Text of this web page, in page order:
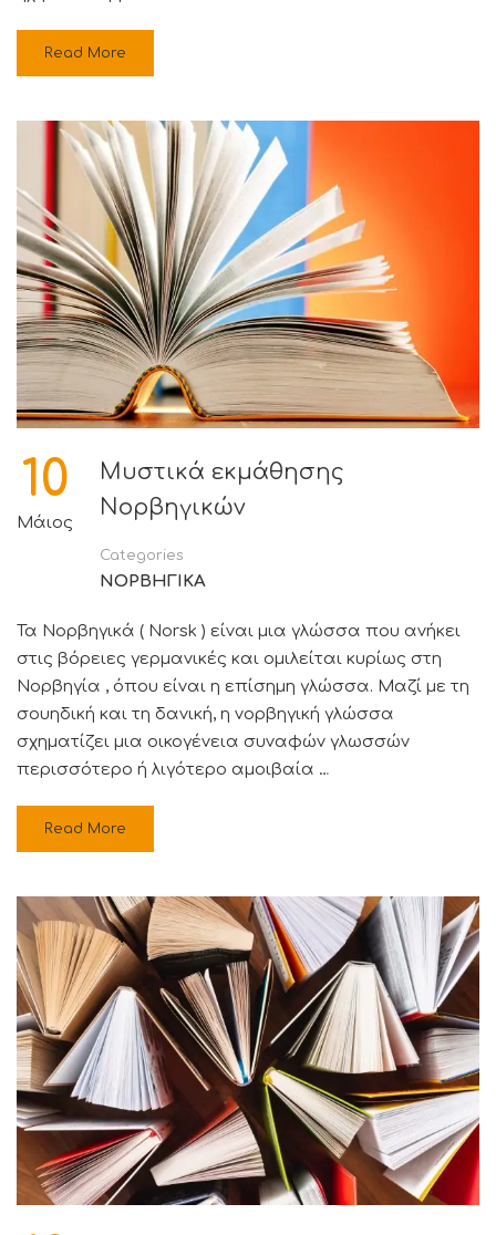
Read More
10
Μάιος
Mυστικά εκμάθησης
Νορβηγικών
Categories
ΝΟΡΒΗΓΙΚΑ
Τα Νορβηγικά ( Norsk ) είναι μια γλώσσα που ανήκει
στις βόρειες γερμανικές και ομιλείται κυρίως στη
Νορβηγία , όπου είναι η επίσημη γλώσσα. Μαζί με τη
σουηδική και τη δανική, η νορβηγική γλώσσα
σχηματίζει μια οικογένεια συναφών γλωσσών
περισσότερο ή λιγότερο αμοιβαία …
Read More